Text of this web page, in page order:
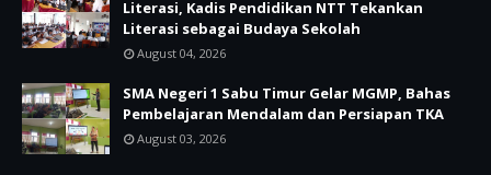
Literasi, Kadis Pendidikan NTT Tekankan
Literasi sebagai Budaya Sekolah
August 04, 2026
SMA Negeri 1 Sabu Timur Gelar MGMP, Bahas
Pembelajaran Mendalam dan Persiapan TKA
August 03, 2026